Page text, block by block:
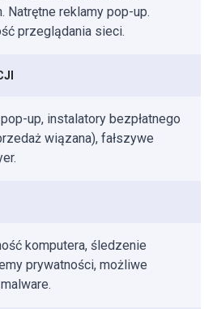
Natrętne reklamy pop-up.
przeglądania sieci.
up, instalatory bezpłatnego
wiązana), fałszywe
komputera, śledzenie
prywatności, możliwe